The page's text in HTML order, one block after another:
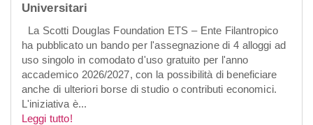
Universitari
La Scotti Douglas Foundation ETS – Ente Filantropico
ha pubblicato un bando per l'assegnazione di 4 alloggi ad
uso singolo in comodato d'uso gratuito per l'anno
accademico 2026/2027, con la possibilità di beneficiare
anche di ulteriori borse di studio o contributi economici.
L'iniziativa è...
Leggi tutto!